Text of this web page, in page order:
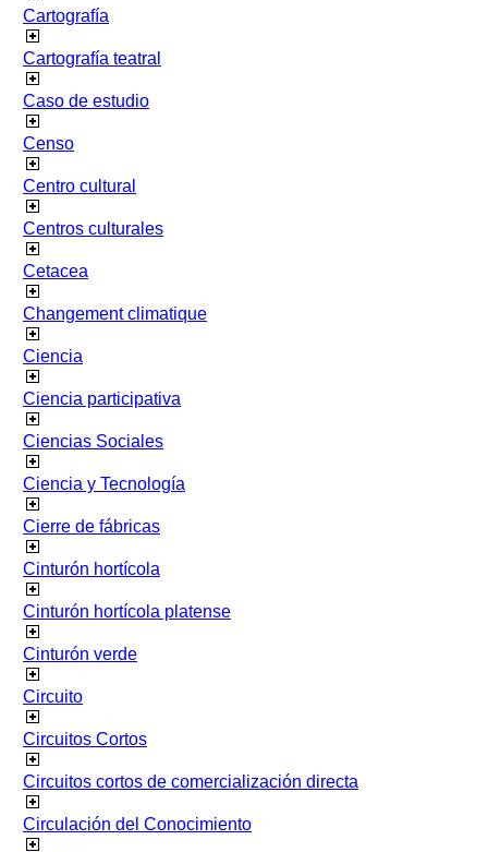
Cartografía
Cartografía teatral
Caso de estudio
Censo
Centro cultural
Centros culturales
Cetacea
Changement climatique
Ciencia
Ciencia participativa
Ciencias Sociales
Ciencia y Tecnología
Cierre de fábricas
Cinturón hortícola
Cinturón hortícola platense
Cinturón verde
Circuito
Circuitos Cortos
Circuitos cortos de comercialización directa
Circulación del Conocimiento